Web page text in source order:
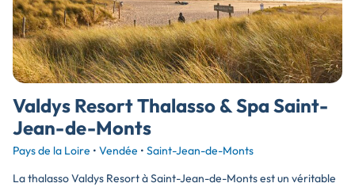
Valdys Resort Thalasso & Spa Saint-
Jean-de-Monts
Pays de la Loire • Vendée • Saint-Jean-de-Monts
La thalasso Valdys Resort à Saint-Jean-de-Monts est un véritable